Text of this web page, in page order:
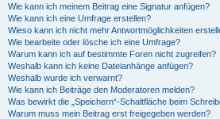
Wie kann ich meinem Beitrag eine Signatur anfügen?
Wie kann ich eine Umfrage erstellen?
Wieso kann ich nicht mehr Antwortmöglichkeiten
Wie bearbeite oder lösche ich eine Umfrage?
Warum kann ich auf bestimmte Foren nicht zugreifen?
Weshalb kann ich keine Dateianhänge anfügen?
Weshalb wurde ich verwarnt?
Wie kann ich Beiträge den Moderatoren melden?
Was bewirkt die „Speichern“-Schaltfläche beim
Warum muss mein Beitrag erst freigegeben werden?